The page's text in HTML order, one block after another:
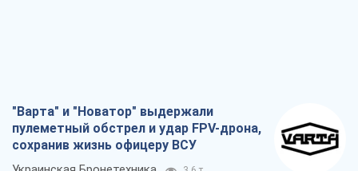
"Варта" и "Новатор" выдержали
пулеметный обстрел и удар FPV-дрона,
сохранив жизнь офицеру ВСУ